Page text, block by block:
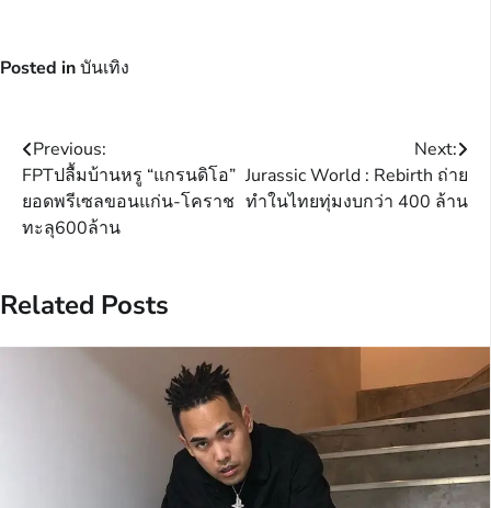
Posted inบันเทิง
Post
navigation
Previous:
FPTปลื้มบ้านหรู “แกรนดิโอ”
ยอดพรีเซลขอนแก่น-โคราช
ทะลุ600ล้าน
Next:
Jurassic World : Rebirth ถ่าย
ทำในไทยทุ่มงบกว่า 400 ล้าน
Related Posts